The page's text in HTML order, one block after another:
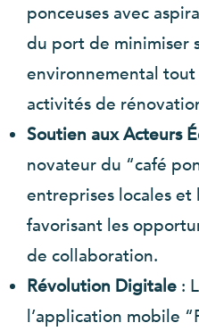
ponceuses avec
du port de minimiser
environnemental
activités de
Soutien aux Acteurs
novateur du “café
entreprises locales et
favorisant les
de collaboration.
Révolution Digitale :
l’application mobile